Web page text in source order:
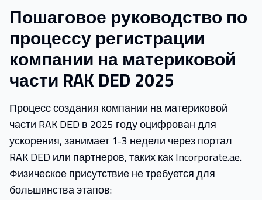
Пошаговое руководство по
процессу регистрации
компании на материковой
части RAK DED 2025
Процесс создания компании на материковой
части RAK DED в 2025 году оцифрован для
ускорения, занимает 1-3 недели через портал
RAK DED или партнеров, таких как Incorporate.ae.
Физическое присутствие не требуется для
большинства этапов: